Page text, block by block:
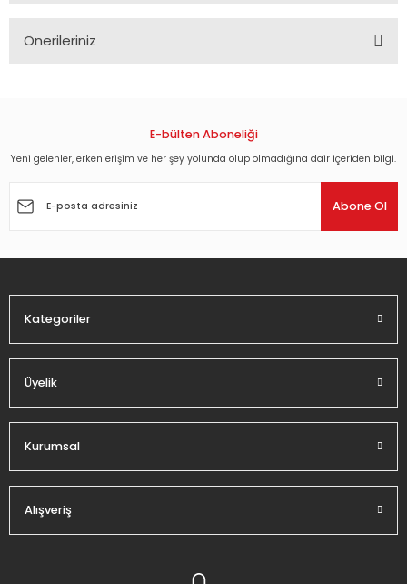
Önerileriniz
Görüş ve önerileriniz için teşekkür ederiz.
Ürün açıklamasında eksik bilgiler bulunuyor.
E-bülten Aboneliği
Yeni gelenler, erken erişim ve her şey yolunda olup olmadığına dair içeriden bilgi.
Abone Ol
Kategoriler
Üyelik
Kurumsal
Alışveriş